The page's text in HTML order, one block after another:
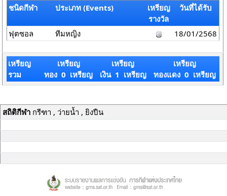
ชนิดกีฬา ประเภท (Events)
เหรียญ
รางวัล
วันที่ได้รับ
ฟุตซอล ทีมหญิง 18/01/2568
เหรียญ
รวม
เหรียญ
ทอง 0 เหรียญ
เหรียญ
เงิน 1 เหรียญ
เหรียญ
ทองแดง 0 เหรียญ
สถิติกีฬากรีฑา , ว่ายน้ำ , ยิงปืน